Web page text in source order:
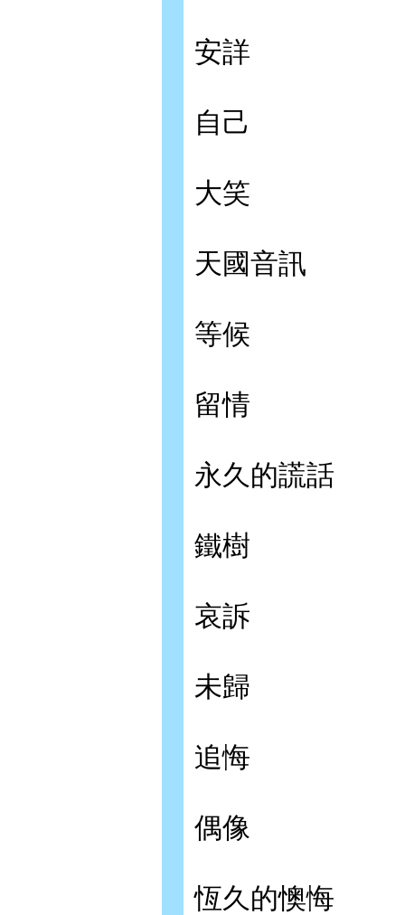
安詳
自己
大笑
天國音訊
等候
留情
永久的謊話
鐵樹
哀訴
未歸
追悔
偶像
恆久的懊悔